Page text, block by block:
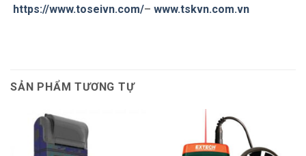
https://www.toseivn.com/– www.tskvn.com.vn
SẢN PHẨM TƯƠNG TỰ